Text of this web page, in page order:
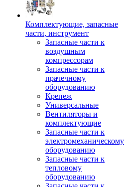
Комплектующие, запасные
части, инструмент
Запасные части к
воздушным
компрессорам
Запасные части к
прачечному
оборудованию
Крепеж
Универсальные
Вентиляторы и
комплектующие
Запасные части к
электромеханическому
оборудованию
Запасные части к
тепловому
оборудованию